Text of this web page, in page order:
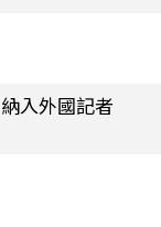
入外國記者